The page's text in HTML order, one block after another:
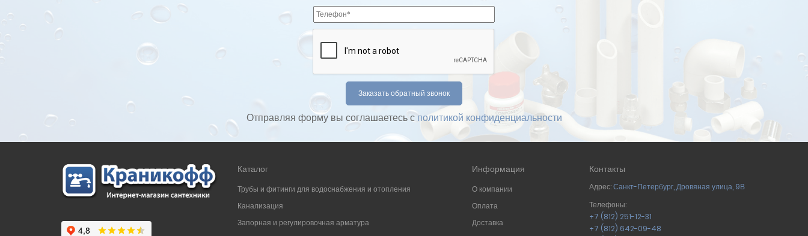
Отправляя форму вы соглашаетесь с политикой конфиденциальности
Каталог
Трубы и фитинги для водоснабжения и отопления
Канализация
Запорная и регулировочная арматура
Информация
О компании
Оплата
Доставка
Контакты
Адрес:Санкт-Петербург, Дровяная улица, 9В
Телефоны:
+7 (812) 251-12-31
+7 (812) 642-09-48